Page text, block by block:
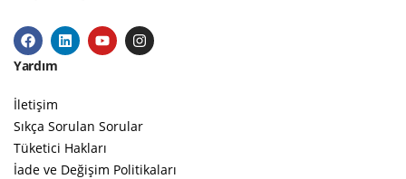
Yardım
İletişim
Sıkça Sorulan Sorular
Tüketici Hakları
İade ve Değişim Politikaları